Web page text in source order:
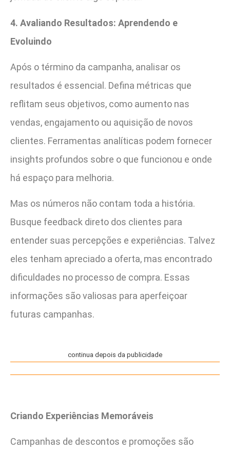
4. Avaliando Resultados: Aprendendo e
Evoluindo
Após o término da campanha, analisar os
resultados é essencial. Defina métricas que
reflitam seus objetivos, como aumento nas
vendas, engajamento ou aquisição de novos
clientes. Ferramentas analíticas podem fornecer
insights profundos sobre o que funcionou e onde
há espaço para melhoria.
Mas os números não contam toda a história.
Busque feedback direto dos clientes para
entender suas percepções e experiências. Talvez
eles tenham apreciado a oferta, mas encontrado
dificuldades no processo de compra. Essas
informações são valiosas para aperfeiçoar
futuras campanhas.
continua depois da publicidade
Criando Experiências Memoráveis
Campanhas de descontos e promoções são